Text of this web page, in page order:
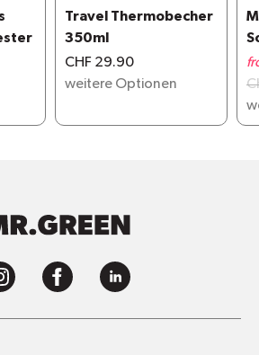
Travel Thermobecher
350ml
CHF 29.90
weitere Optionen